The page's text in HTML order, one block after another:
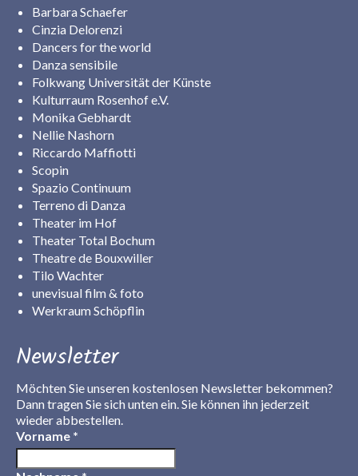
Barbara Schaefer
Cinzia Delorenzi
Dancers for the world
Danza sensibile
Folkwang Universität der Künste
Kulturraum Rosenhof e.V.
Monika Gebhardt
Nellie Nashorn
Riccardo Maffiotti
Scopin
Spazio Continuum
Terreno di Danza
Theater im Hof
Theater Total Bochum
Theatre de Bouxwiller
Tilo Wachter
unevisual film & foto
Werkraum Schöpflin
Newsletter
Möchten Sie unseren kostenlosen Newsletter bekommen?
Dann tragen Sie sich unten ein. Sie können ihn jederzeit
wieder abbestellen.
Vorname *